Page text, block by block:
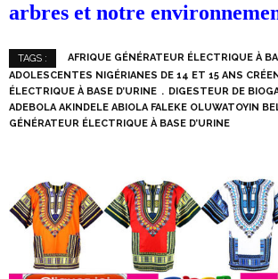
arbres et notre
TAGS : AFRIQUE GÉNÉRATEUR ÉLECTRIQUE À
ADOLESCENTES NIGÉRIANES DE 14 ET 15 ANS
ÉLECTRIQUE À BASE D’URINE
DIGESTEUR DE
ADEBOLA AKINDELE ABIOLA FALEKE OLUWATOYIN
GÉNÉRATEUR ÉLECTRIQUE À BASE D’URINE